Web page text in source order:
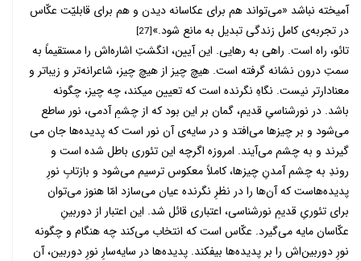
آمیخته نباشد «می­‌تواند هم برای عکاسانه دیدن و هم برای قابلیّت عکّاس
در تجربه‌­ی کامل زندگی تبدیل به مانع شود.»[27]
تائو، راه است. راهی به رهایی. این آیین، انگشتِ اشاره‌اش را مستقیماً به
سمتِ درون نشانه گرفته است. هیچ چیز از هیچ چیز، شاعرانه­‌تر و زیباتر و
معنادارتر نیست. نگاهِ نگرنده است که تعیین می­کند، چه چیز، چگونه
باشد. در نورشناسیِ قدیم، گمان بر این بود که از چشمِ آدمی، نور ساطع
می­‌شود و بر چیزها می­‌افتد و در سایه­‌ی آن نور است که پدیده‌­ها جان می­‌
گیرند و به چشم می‌آیند. امروزه اگرچه این تئوری باطل شده است و
روندِ به چشم آمدنِ چیزها، کاملاً معکوس ترسیم می­‌شود و بازتابِ نورِ
پدیده‌­هاست که آن­‌ها را در نظرِ نگرنده عیان می­‌سازد امّا هنوز می‌­توان
برای تئوریِ قدیمِ نورشناسی، اعتباری قائل شد. این اعتبار از دوربینِ
عکّاسان مایه می­‌گیرد. عکّاس است که انتخاب می­‌کند چه هنگام و چگونه
نورِ دوربین­‌ا‌‌‌ش را بر پدیده‌­ها بیفکند. پدیده­‌ها در سایه­‌سارِ نورِ دوربین، آن­‌